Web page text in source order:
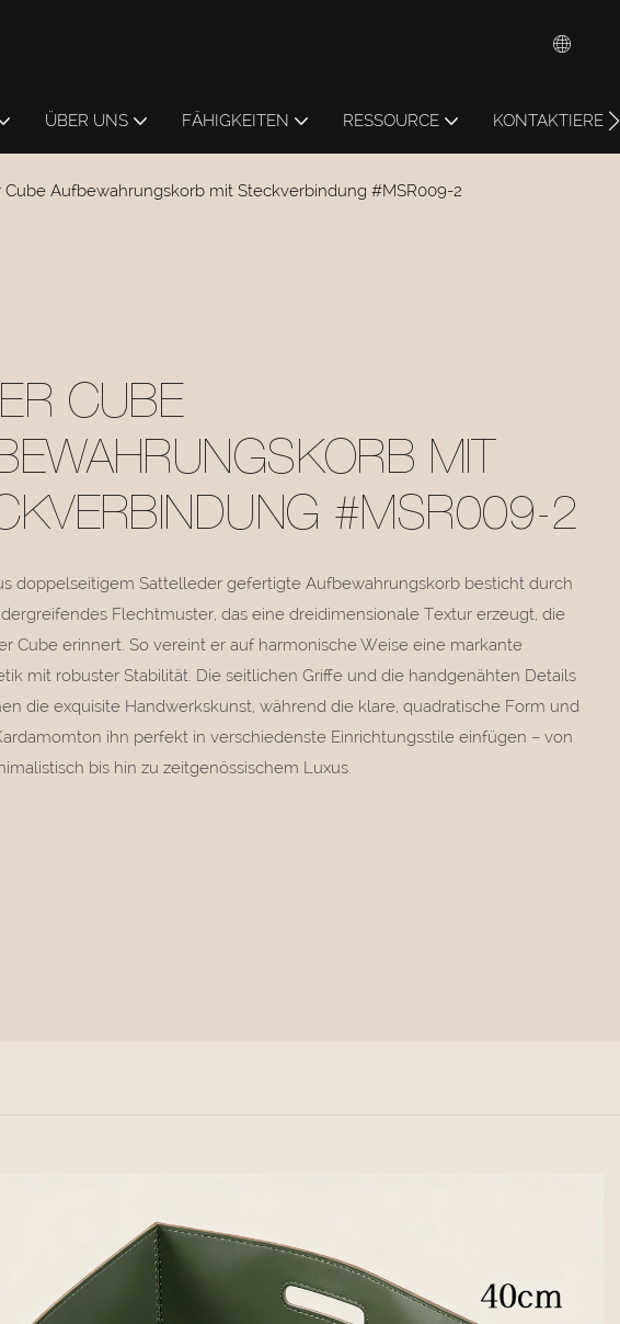
ÜBER UNS FÄHIGKEITEN RESSOURCE
Cube Aufbewahrungskorb mit Steckverbindung #MSR009-2
CUBE
MIT
#MSR009-2
doppelseitigem Sattelleder gefertigte Aufbewahrungskorb besticht durch
Flechtmuster, das eine dreidimensionale Textur erzeugt, die
Cube erinnert. So vereint er auf harmonische Weise eine markante
mit robuster Stabilität. Die seitlichen Griffe und die handgenähten Details
die exquisite Handwerkskunst, während die klare, quadratische Form und
ihn perfekt in verschiedenste Einrichtungsstile einfügen – von
bis hin zu zeitgenössischem Luxus.